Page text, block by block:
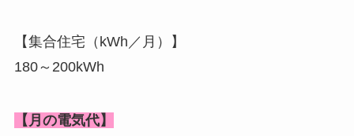
【集合住宅（kWh／月）】
180～200kWh
【月の電気代】